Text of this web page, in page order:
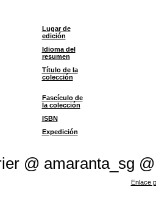
Lugar de
edición
Idioma del
resumen
Título de la
colección
Fascículo de
la colección
ISBN
Expedición
@ amaranta_sg @
Enlace